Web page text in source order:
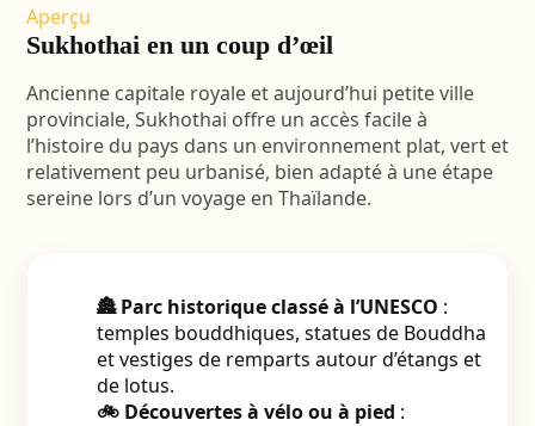
Aperçu
Sukhothai en un coup d’œil
Ancienne capitale royale et aujourd’hui petite ville
provinciale, Sukhothai offre un accès facile à
l’histoire du pays dans un environnement plat, vert et
relativement peu urbanisé, bien adapté à une étape
sereine lors d’un voyage en Thaïlande.
🏯 Parc historique classé à l’UNESCO :
temples bouddhiques, statues de Bouddha
et vestiges de remparts autour d’étangs et
de lotus.
🚲 Découvertes à vélo ou à pied :